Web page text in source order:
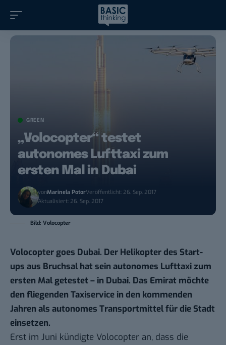
GREEN
„Volocopter“ testet
autonomes Lufttaxi zum
ersten Mal in Dubai
vonMarinela PotorVeröffentlicht: 26. Sep. 2017
Aktualisiert: 26. Sep. 2017
Bild: Volocopter
Volocopter goes Dubai. Der Helikopter des Start-
ups aus Bruchsal hat sein autonomes Lufttaxi zum
ersten Mal getestet – in Dubai. Das Emirat möchte
den fliegenden Taxiservice in den kommenden
Jahren als autonomes Transportmittel für die Stadt
einsetzen.
Erst im Juni kündigte Volocopter an, dass die